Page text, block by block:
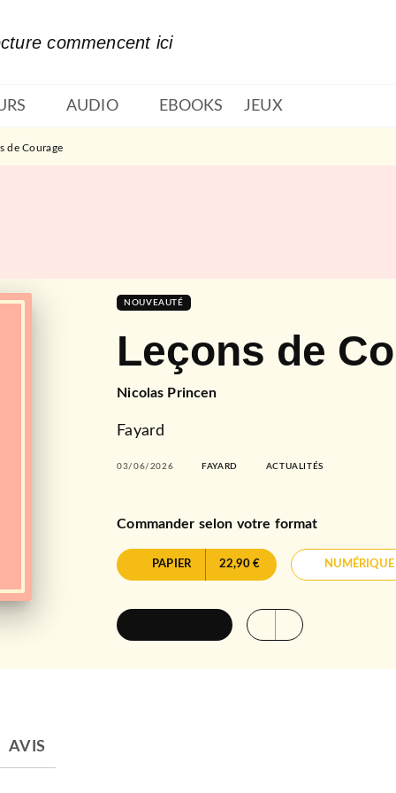
commencent ici
AUDIO EBOOKS JEUX
de Courage
NOUVEAUTÉ
Leçons de
Nicolas Princen
Fayard
03/06/2026 FAYARD ACTUALITÉS
Commander selon votre format
PAPIER 22,90 € NUMÉRIQUE
AVIS